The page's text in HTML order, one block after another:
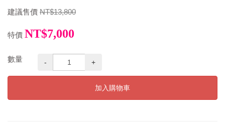
建議售價 NT$13,800
特價 NT$7,000
數量 - +
加入購物車